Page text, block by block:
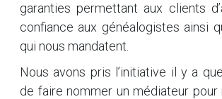
garanties permettant aux clients
confiance aux généalogistes ainsi
qui nous mandatent.
Nous avons pris l’initiative il y a
de faire nommer un médiateur